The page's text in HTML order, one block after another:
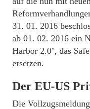
31. 01. 2016
ab 01. 02. 2016 ein
Harbor 2.0’, das
ersetzen.
Der EU-US
Die